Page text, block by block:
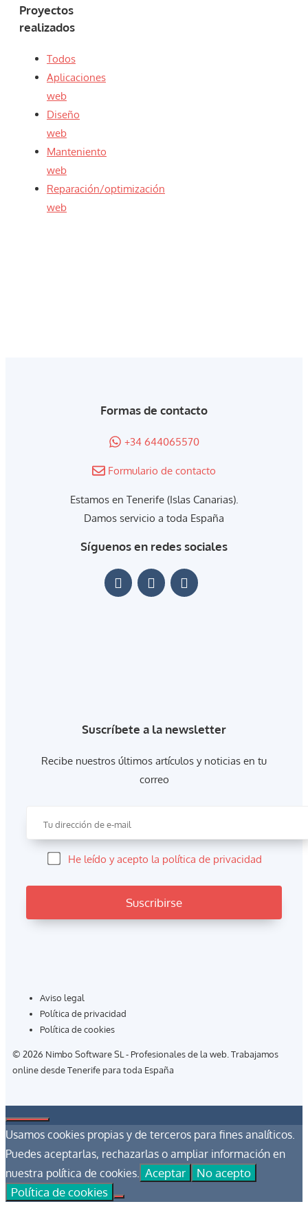
Proyectos
realizados
Todos
Aplicaciones
web
Diseño
web
Manteniento
web
Reparación/optimización
web
Formas de contacto
+34 644065570
Formulario de contacto
Estamos en Tenerife (Islas Canarias).
Damos servicio a toda España
Síguenos en redes sociales
Suscríbete a la newsletter
Recibe nuestros últimos artículos y noticias en tu
correo
He leído y acepto la política de privacidad
Aviso legal
Política de privacidad
Política de cookies
© 2026 Nimbo Software SL - Profesionales de la web. Trabajamos
online desde Tenerife para toda España
Cerrar
Usamos cookies propias y de terceros para fines analíticos.
Puedes aceptarlas, rechazarlas o ampliar información en
nuestra política de cookies. Aceptar
No acepto
Política de cookies